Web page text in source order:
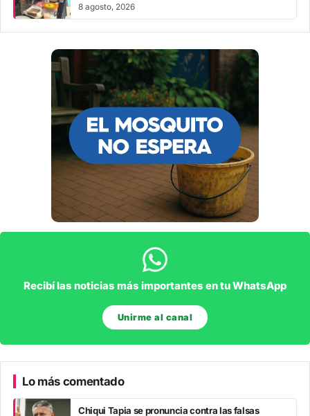
8 agosto, 2026
Recibí las noticias más importantes en tu WhatsApp
Unirme al canal
Lo más comentado
Chiqui Tapia se pronuncia contra las falsas